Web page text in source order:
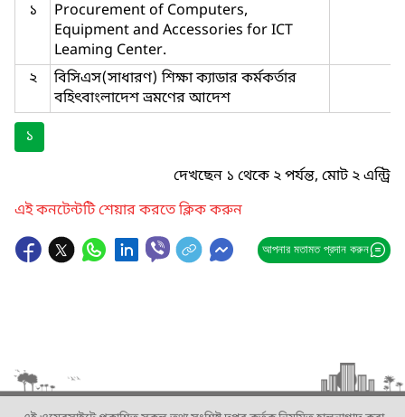
১
Procurement of Computers,
Equipment and Accessories for ICT
Leaming Center.
২
বিসিএস(সাধারণ) শিক্ষা ক্যাডার কর্মকর্তার
বহিৎবাংলাদেশ ভ্রমণের আদেশ
১
দেখছেন ১ থেকে ২ পর্যন্ত, মোট ২ এন্ট্রি
এই কনটেন্টটি শেয়ার করতে ক্লিক করুন
আপনার মতামত প্রদান করুন